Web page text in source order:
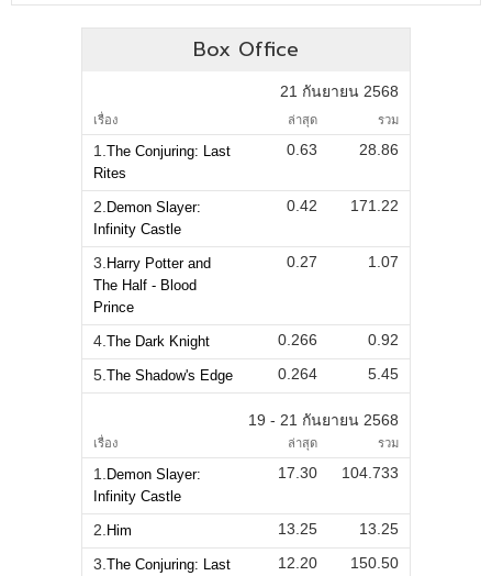
Box Office
21 กันยายน 2568
เรื่อง ล่าสุด รวม
1. The Conjuring: Last
Rites
0.63 28.86
2. Demon Slayer:
Infinity Castle
0.42 171.22
3. Harry Potter and
The Half - Blood
Prince
0.27 1.07
4. The Dark Knight 0.266
0.92
5. The Shadow's Edge 0.264 5.45
19 - 21 กันยายน 2568
เรื่อง ล่าสุด รวม
1. Demon Slayer:
Infinity Castle
17.30 104.733
2. Him 13.25
13.25
3. The Conjuring: Last
12.20 150.50